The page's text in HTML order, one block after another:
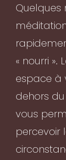
Quelques
« nourri ».
espace à
dehors
vous
percevoir